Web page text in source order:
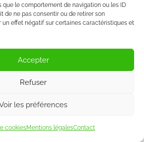
que le comportement de navigation ou les ID
de ne pas consentir ou de retirer son
effet négatif sur certaines caractéristiques et
Accepter
Refuser
les préférences
cookiesMentions légalesContact
repères pour mieux se
Partager